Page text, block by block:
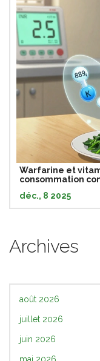
Warfarine et
consommation
déc., 8 2025
Archives
août 2026
juillet 2026
juin 2026
mai 2026